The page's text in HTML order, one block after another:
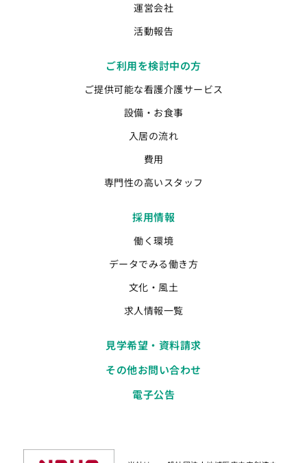
運営会社
活動報告
ご利用を検討中の方
ご提供可能な看護介護サービス
設備・お食事
入居の流れ
費用
専門性の高いスタッフ
採用情報
働く環境
データでみる働き方
文化・風土
求人情報一覧
見学希望・資料請求
その他お問い合わせ
電子公告